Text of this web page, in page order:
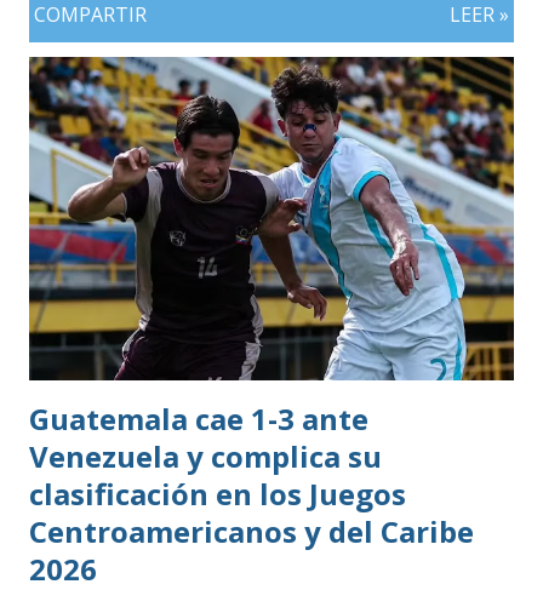
COMPARTIR LEER »
Guatemala cae 1-3 ante
Venezuela y complica su
clasificación en los Juegos
Centroamericanos y del Caribe
2026